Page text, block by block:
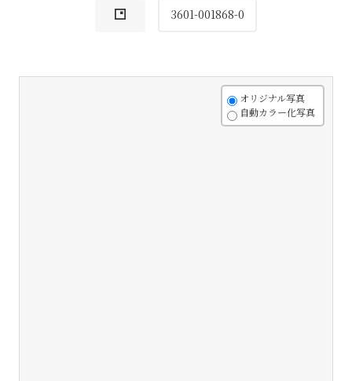
3601-001868-0
オリジナル写真
自動カラー化写真